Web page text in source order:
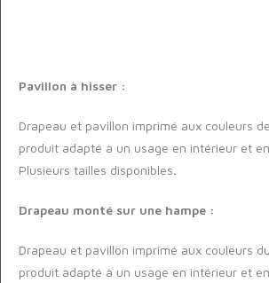
Pavillon à hisser :
Drapeau et pavillon imprimé aux couleurs de
produit adapté à un usage en intérieur et
Plusieurs tailles disponibles.
Drapeau monté sur une hampe :
Drapeau et pavillon imprimé aux couleurs du
produit adapté à un usage en intérieur et